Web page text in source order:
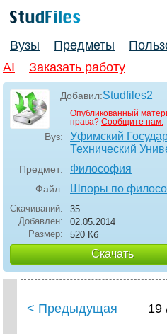
Вузы Предметы
AI
Заказать работу
Добавил:Studfiles2
Опубликованный
права? Сообщите нам.
Вуз:
Уфимский
Технический
Предмет: Философия
Файл: Шпоры по
Скачиваний:
35
Добавлен:
02.05.2014
Размер:
520 Кб
Скачать
< Предыдущая 19